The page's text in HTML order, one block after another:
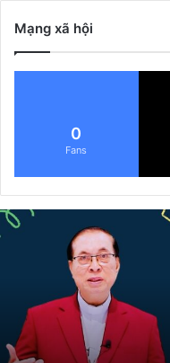
Mạng xã hội
0
Fans
Đ
ể
â